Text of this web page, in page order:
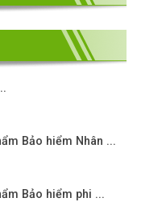
Bảo hiểm Nhân ...
Bảo hiểm phi ...